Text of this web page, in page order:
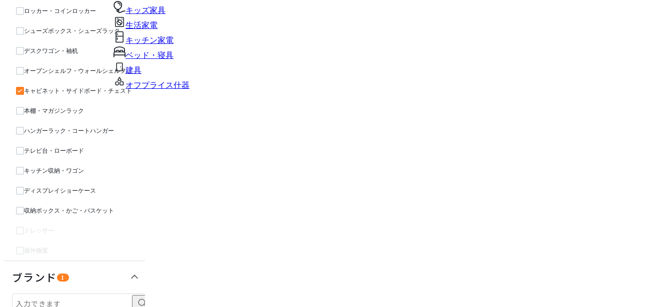
キッズ家具
生活家電
キッチン家電
ベッド・寝具
建具
オフプライス什器
ロッカー・コインロッカー
シューズボックス・シューズラック
デスクワゴン・袖机
オープンシェルフ・ウォールシェルフ・ラック
キャビネット・サイドボード・チェスト
本棚・マガジンラック
ハンガーラック・コートハンガー
テレビ台・ローボード
キッチン収納・ワゴン
ディスプレイショーケース
収納ボックス・かご・バスケット
ドレッサー
屋外物置
ブランド 1